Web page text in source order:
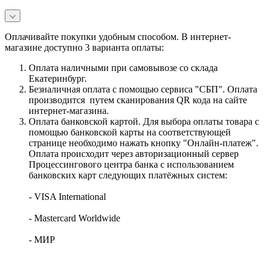
Оплачивайте покупки удобным способом. В интернет-
магазине доступно 3 варианта оплаты:
Оплата наличными при самовывозе со склада
Екатеринбург.
Безналичная оплата с помощью сервиса "СБП". Оплата
производится путем сканирования QR кода на сайте
интернет-магазина.
Оплата банковской картой. Для выбора оплаты товара с
помощью банковской карты на соответствующей
странице необходимо нажать кнопку "Онлайн-платеж".
Оплата происходит через авторизационный сервер
Процессингового центра банка с использованием
банковских карт следующих платёжных систем:
- VISA International
- Mastercard Worldwide
- МИР